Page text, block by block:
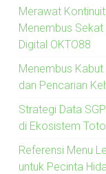
Merawat
Menembus
Digital OKTO88
Menembus Kabut
dan Pencarian
Strategi Data
di Ekosistem
Referensi Menu
untuk Pecinta